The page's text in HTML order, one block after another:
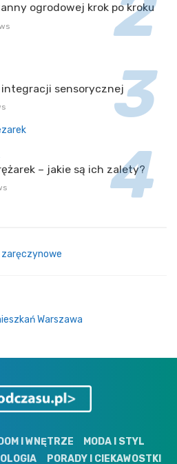
ogrodowej krok po kroku
integracji sensorycznej
– jakie są ich zalety?
DOM I WNĘTRZE
MODA I STYL
PORADY I CIEKAWOSTKI